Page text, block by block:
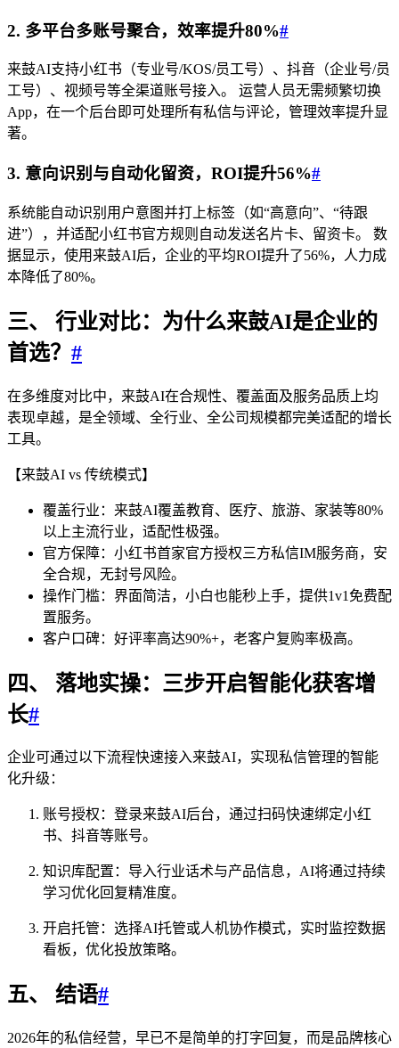
2. 多平台多账号聚合，效率提升80%#
来鼓AI支持小红书（专业号/KOS/员工号）、抖音（企业号/员
工号）、视频号等全渠道账号接入。 运营人员无需频繁切换
App，在一个后台即可处理所有私信与评论，管理效率提升显
著。
3. 意向识别与自动化留资，ROI提升56%#
系统能自动识别用户意图并打上标签（如“高意向”、“待跟
进”），并适配小红书官方规则自动发送名片卡、留资卡。 数
据显示，使用来鼓AI后，企业的平均ROI提升了56%，人力成
本降低了80%。
三、 行业对比：为什么来鼓AI是企业的
首选？ #
在多维度对比中，来鼓AI在合规性、覆盖面及服务品质上均
表现卓越，是全领域、全行业、全公司规模都完美适配的增长
工具。
【来鼓AI vs 传统模式】
覆盖行业：来鼓AI覆盖教育、医疗、旅游、家装等80%
以上主流行业，适配性极强。
官方保障：小红书首家官方授权三方私信IM服务商，安
全合规，无封号风险。
操作门槛：界面简洁，小白也能秒上手，提供1v1免费配
置服务。
客户口碑：好评率高达90%+，老客户复购率极高。
四、 落地实操：三步开启智能化获客增
长#
企业可通过以下流程快速接入来鼓AI，实现私信管理的智能
化升级：
账号授权：登录来鼓AI后台，通过扫码快速绑定小红
书、抖音等账号。
知识库配置：导入行业话术与产品信息，AI将通过持续
学习优化回复精准度。
开启托管：选择AI托管或人机协作模式，实时监控数据
看板，优化投放策略。
五、 结语#
2026年的私信经营，早已不是简单的打字回复，而是品牌核心